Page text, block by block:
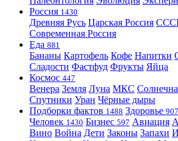
Россия 1430
Древняя Русь Царская Россия
Современная Россия
Еда 881
Бананы Картофель Кофе Напитки
Сладости Фастфуд Фрукты Яйца
Космос 447
Венера Земля Луна МКС
Спутники Уран Чёрные дыры
Подборки фактов 1488 Здоровье 907
Человек 1430 Бизнес 597 Авиация
Вино Война Дети Законы Запахи